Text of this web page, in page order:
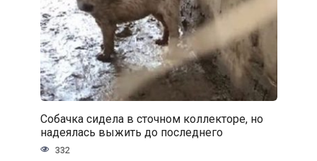
Собачка сидела в сточном коллекторе, но
надеялась выжить до последнего
332